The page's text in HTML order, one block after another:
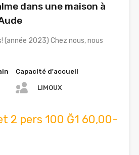
dans une maison à
(année 2023) Chez nous, nous
Capacité d'accueil
LIMOUX
2 pers 100 Ğ1 60,00-